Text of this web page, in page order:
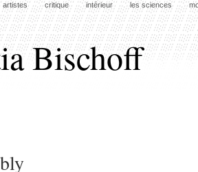
artistes critique intérieur les sciences
Bischoff